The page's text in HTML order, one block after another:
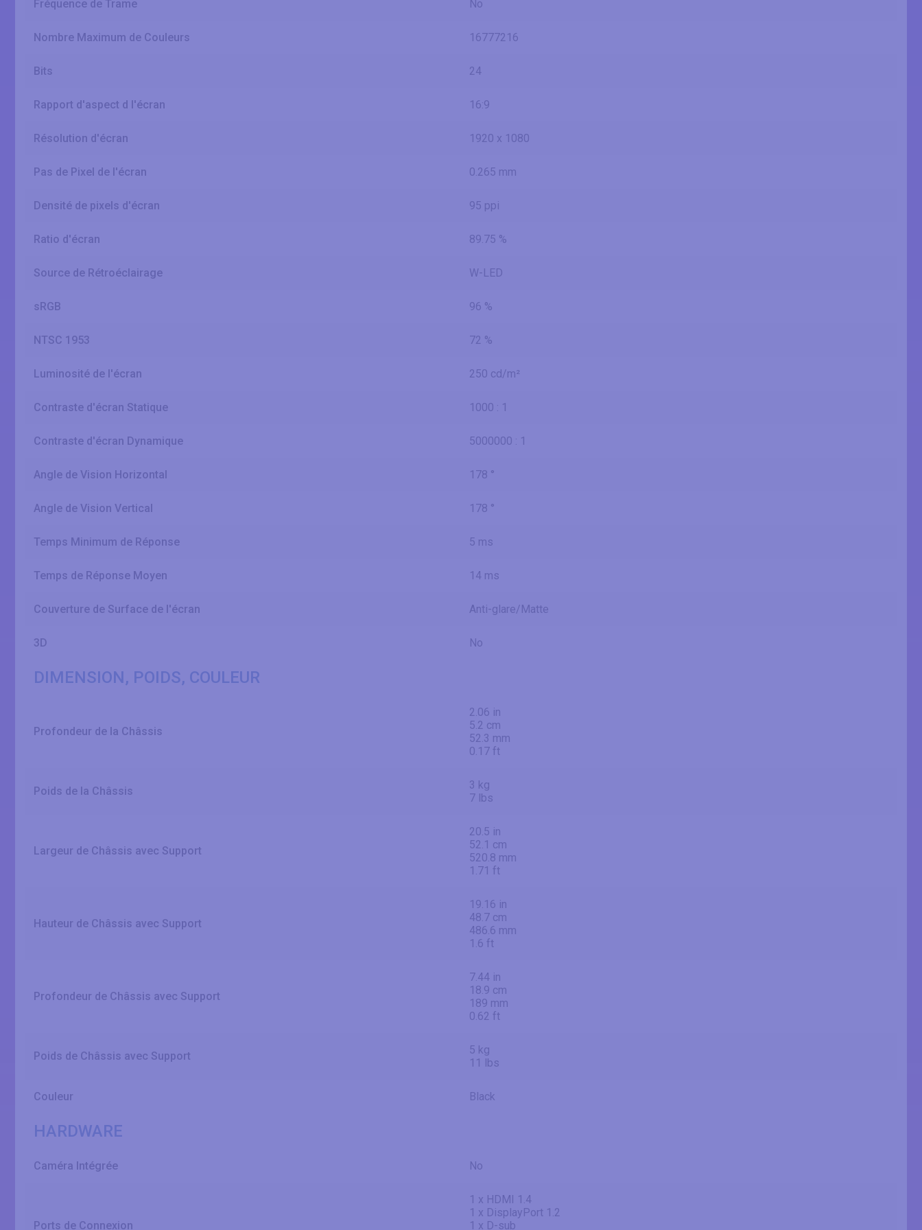
Fréquence de Trame No
Nombre Maximum de Couleurs 16777216
Bits 24
Rapport d'aspect d l'écran 16:9
Résolution d'écran 1920 x 1080
Pas de Pixel de l'écran 0.265 mm
Densité de pixels d'écran 95 ppi
Ratio d'écran 89.75 %
Source de Rétroéclairage W-LED
sRGB 96 %
NTSC 1953 72 %
Luminosité de l'écran 250 cd/m²
Contraste d'écran Statique 1000 : 1
Contraste d'écran Dynamique 5000000 : 1
Angle de Vision Horizontal 178 °
Angle de Vision Vertical 178 °
Temps Minimum de Réponse 5 ms
Temps de Réponse Moyen 14 ms
Couverture de Surface de l'écran Anti-glare/Matte
3D No
DIMENSION, POIDS, COULEUR
Profondeur de la Châssis
2.06 in
5.2 cm
52.3 mm
0.17 ft
Poids de la Châssis
3 kg
7 lbs
Largeur de Châssis avec Support
20.5 in
52.1 cm
520.8 mm
1.71 ft
Hauteur de Châssis avec Support
19.16 in
48.7 cm
486.6 mm
1.6 ft
Profondeur de Châssis avec Support
7.44 in
18.9 cm
189 mm
0.62 ft
Poids de Châssis avec Support
5 kg
11 lbs
Couleur Black
HARDWARE
Caméra Intégrée No
Ports de Connexion
1 x HDMI 1.4
1 x DisplayPort 1.2
1 x D-sub